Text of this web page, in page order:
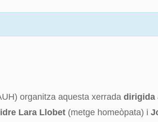
organitza aquesta xerradadirigida
Lara Llobet (metge homeòpata) i